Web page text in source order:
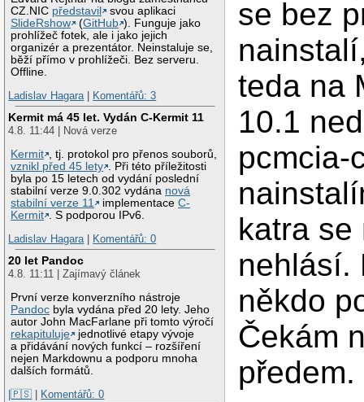
CZ.NIC představil
svou aplikaci
SlideRshow
(GitHub ). Funguje jako
prohlížeč fotek, ale i jako jejich
organizér a prezentátor. Neinstaluje se,
běží přímo v prohlížeči. Bez serveru.
Offline.
Ladislav Hagara| Komentářů: 3
Kermit má 45 let. Vydán C-Kermit 11
4.8. 11:44 | Nová verze
Kermit
, tj. protokol pro přenos souborů,
vznikl před 45 lety
. Při této příležitosti
byla po 15 letech od vydání poslední
stabilní verze 9.0.302 vydána nová
stabilní verze 11
implementaceC-
Kermit
. S podporou IPv6.
Ladislav Hagara| Komentářů: 0
20 let Pandoc
4.8. 11:11 | Zajímavý článek
První verze konverzního nástroje
Pandoc byla vydána před 20 lety. Jeho
autor John MacFarlane při tomto výročí
rekapituluje
jednotlivé etapy vývoje
a přidávání nových funkcí – rozšíření
nejen Markdownu a podporu mnoha
dalších formátů.
|🇵🇸
Komentářů: 0
se bez
teda na
10.1
pcmcia-
katra se
nehlásí.
někdo
Čekám
předem.